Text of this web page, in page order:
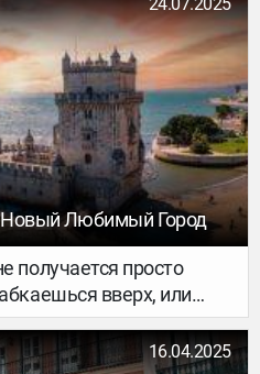
сильно пострадали – в
стран. Все
остановили;
и транспортные
– что
будет с другими
Лиссабона?
Новый Любимый Город
получается просто
вверх, или
трамвай скрипит по
от белых стен и
16.04.2025